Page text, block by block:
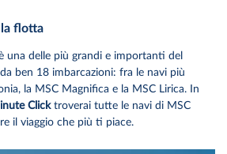
flotta
una delle più grandi e importanti del
ben 18 imbarcazioni: fra le navi più
la MSC Magnifica e la MSC Lirica. In
Clicktroverai tutte le navi di MSC
il viaggio che più ti piace.